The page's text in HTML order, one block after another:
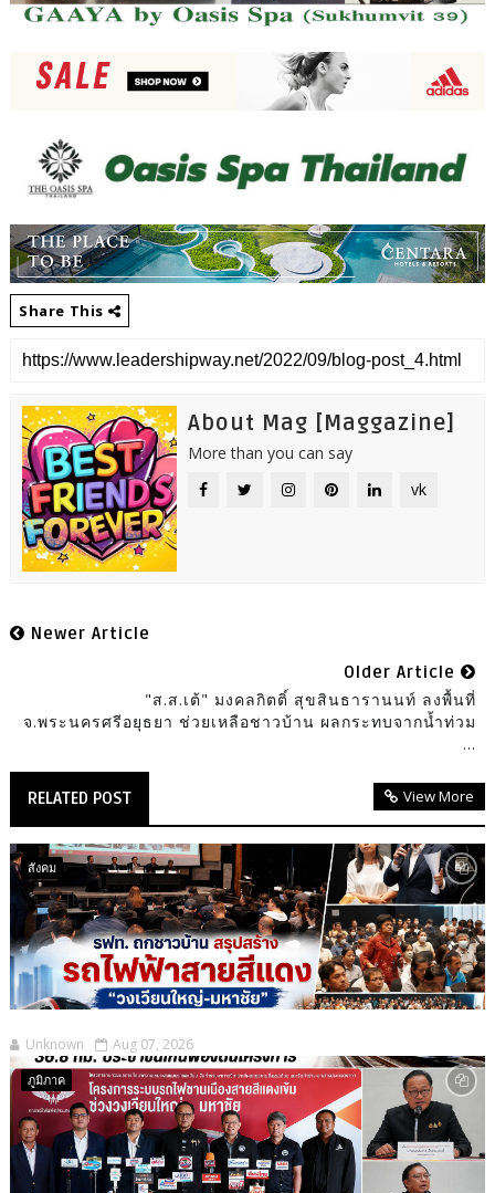
Share This
About Mag [Maggazine]
More than you can say
vk
Newer Article
Older Article
"ส.ส.เต้" มงคลกิตติ์ สุขสินธารานนท์ ลงพื้นที่
จ.พระนครศรีอยุธยา ช่วยเหลือชาวบ้าน ผลกระทบจากน้ำท่วม
...
RELATED POST View More
สังคม
Unknown Aug 07, 2026
ภูมิภาค